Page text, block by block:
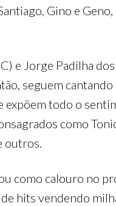
Gino e
e Jorge Padilha
seguem
todo o
como
outros.
como calouro no
hits vendendo